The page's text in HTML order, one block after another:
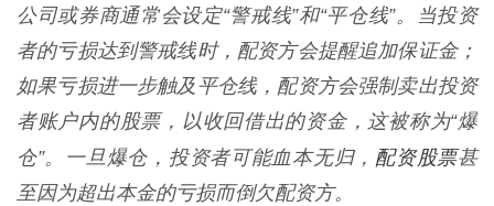
公司或券商通常会设定“警戒线”和“平仓线”。当投资
者的亏损达到警戒线时，配资方会提醒追加保证金；
如果亏损进一步触及平仓线，配资方会强制卖出投资
者账户内的股票，以收回借出的资金，这被称为“爆
仓”。一旦爆仓，投资者可能血本无归， 配资股票甚
至因为超出本金的亏损而倒欠配资方。